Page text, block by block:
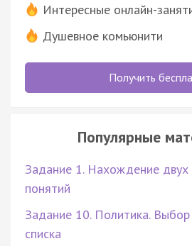
Интересные онлайн-
Душевное комьюнити
Получить
Популярные
Задание 1. Нахождение
понятий
Задание 10. Политика. Выбор
списка